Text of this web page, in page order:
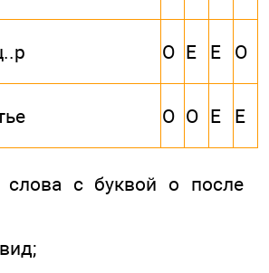
О Е Е О
О О Е Е
слова с буквой о после